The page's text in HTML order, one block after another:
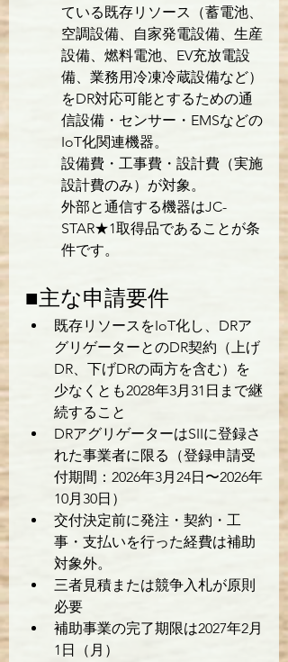
ている既存リソース（蓄電池、
空調設備、自家発電設備、生産
設備、燃料電池、EV充放電設
備、業務用冷凍冷蔵設備など）
をDR対応可能とするための通
信設備・センサー・EMSなどの
IoT化関連機器。
設備費・工事費・設計費（実施
設計費のみ）が対象。
外部と通信する機器はJC-
STAR★1取得品であることが条
件です。
■主な申請要件
既存リソースをIoT化し、DRア
グリゲーターとのDR契約（上げ
DR、下げDRの両方を含む）を
少なくとも2028年3月31日まで継
続すること
DRアグリゲーターはSIIに登録さ
れた事業者に限る（登録申請受
付期間：2026年3月24日〜2026年
10月30日）
交付決定前に発注・契約・工
事・支払いを行った経費は補助
対象外。
三者見積または競争入札が原則
必要
補助事業の完了期限は2027年2月
1日（月）